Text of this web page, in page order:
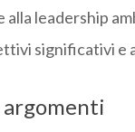
leadership
significativi e